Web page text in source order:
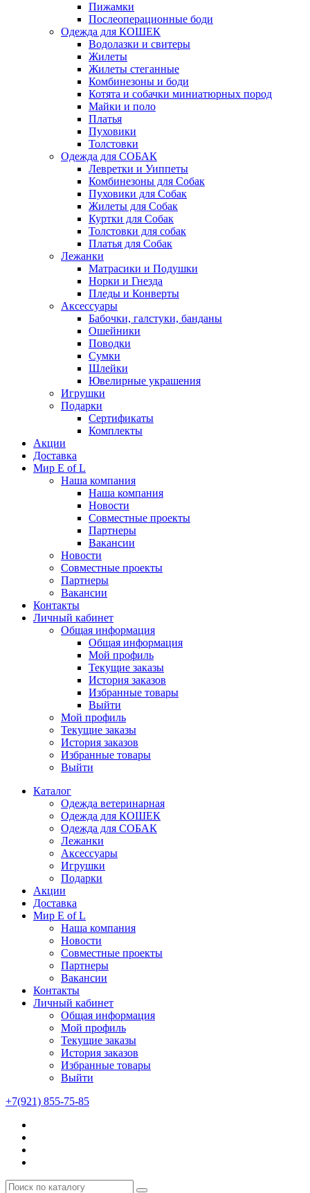
Пижамки
Послеоперационные боди
Одежда для КОШЕК
Водолазки и свитеры
Жилеты
Жилеты стеганные
Комбинезоны и боди
Котята и собачки миниатюрных пород
Майки и поло
Платья
Пуховики
Толстовки
Одежда для СОБАК
Левретки и Уиппеты
Комбинезоны для Собак
Пуховики для Собак
Жилеты для Собак
Куртки для Собак
Толстовки для собак
Платья для Собак
Лежанки
Матрасики и Подушки
Норки и Гнезда
Пледы и Конверты
Аксессуары
Бабочки, галстуки, банданы
Ошейники
Поводки
Сумки
Шлейки
Ювелирные украшения
Игрушки
Подарки
Сертификаты
Комплекты
Акции
Доставка
Мир E of L
Наша компания
Наша компания
Новости
Совместные проекты
Партнеры
Вакансии
Новости
Совместные проекты
Партнеры
Вакансии
Контакты
Личный кабинет
Общая информация
Общая информация
Мой профиль
Текущие заказы
История заказов
Избранные товары
Выйти
Мой профиль
Текущие заказы
История заказов
Избранные товары
Выйти
Каталог
Одежда ветеринарная
Одежда для КОШЕК
Одежда для СОБАК
Лежанки
Аксессуары
Игрушки
Подарки
Акции
Доставка
Мир E of L
Наша компания
Новости
Совместные проекты
Партнеры
Вакансии
Контакты
Личный кабинет
Общая информация
Мой профиль
Текущие заказы
История заказов
Избранные товары
Выйти
+7(921) 855-75-85